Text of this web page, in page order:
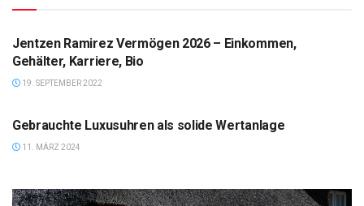
VERMÖGEN
Jentzen Ramirez Vermögen 2026 – Einkommen,
Gehälter, Karriere, Bio
19. SEPTEMBER 2022
Gebrauchte Luxusuhren als solide Wertanlage
11. MÄRZ 2024